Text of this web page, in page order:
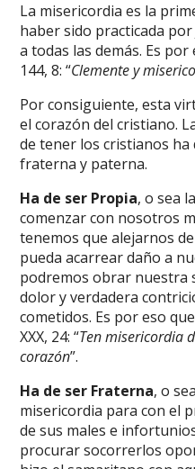
La misericordia es la
haber sido practicada
a todas las demás. Es
144, 8: “Clemente y
Por consiguiente, esta
el corazón del cristiano.
de tener los cristianos ha
fraterna y paterna.
Ha de ser Propia, o sea
comenzar con nosotros
tenemos que alejarnos
pueda acarrear daño a
podremos obrar nuestra
dolor y verdadera
cometidos. Es por eso
XXX, 24: “Ten misericordia
corazón”.
Ha de ser Fraterna, o
misericordia para con el
de sus males e
procurar socorrerlos